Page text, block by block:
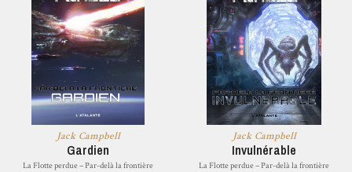
Jack Campbell
Gardien
La Flotte perdue – Par-delà la frontière
Jack Campbell
Invulnérable
La Flotte perdue – Par-delà la frontière